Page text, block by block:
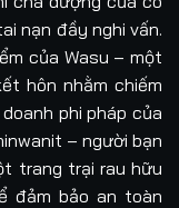
nạn đầy nghi vấn.
của Wasu – một
hôn nhằm chiếm
phi pháp của
– người bạn
trang trại rau hữu
đảm bảo an toàn